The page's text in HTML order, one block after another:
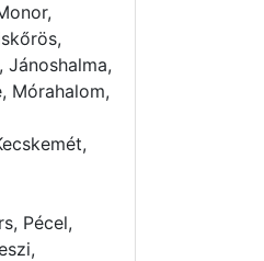
Jánoshalma,
Mórahalom,
Pécel,